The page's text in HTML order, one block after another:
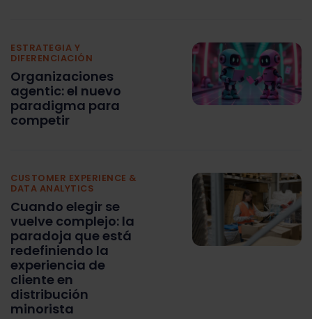
ESTRATEGIA Y
DIFERENCIACIÓN
Organizaciones
agentic: el nuevo
paradigma para
competir
CUSTOMER EXPERIENCE &
DATA ANALYTICS
Cuando elegir se
vuelve complejo: la
paradoja que está
redefiniendo la
experiencia de
cliente en
distribución
minorista